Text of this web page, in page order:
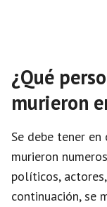
¿Qué
murieron
Se debe tener
murieron
políticos,
continuación, se